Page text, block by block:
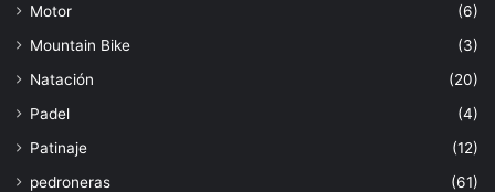
Motor
(6)
Mountain Bike
(3)
Natación
(20)
Padel
(4)
Patinaje
(12)
pedroneras
(61)